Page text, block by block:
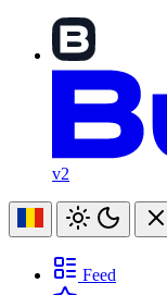
v2
Feed